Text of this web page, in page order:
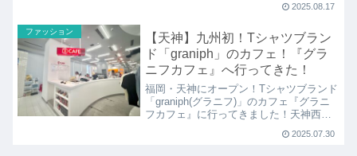
のチャンククッキーとアイスを一緒にい
は夏スイーツにもオススメ♪
2025.08.17
ファッション
【天神】九州初！Tシャツブラン
ド「graniph」のカフェ！『グラ
ニフカフェ』へ行ってきた！
福岡・天神にオープン！Tシャツブランド
「graniph(グラニフ)」のカフェ『グラニ
フカフェ』に行ってきました！天神西通
店。九州初登場のカフェではREC
2025.07.30